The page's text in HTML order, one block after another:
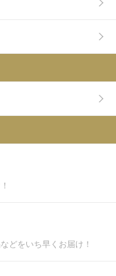
どをいち早くお届け！